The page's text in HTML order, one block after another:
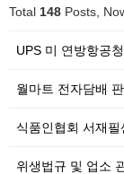
Total 148 Posts,
UPS 미 연방항공
월마트 전자담배
식품인협회 서재
위생법규 및 업소